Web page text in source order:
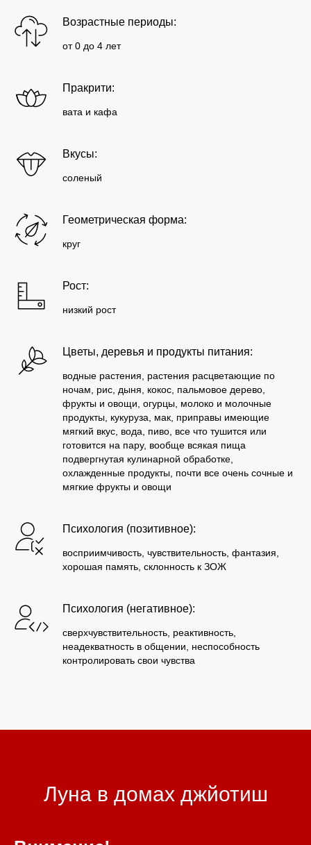
Возрастные периоды:
от 0 до 4 лет
Пракрити:
вата и кафа
Вкусы:
соленый
Геометрическая форма:
круг
Рост:
низкий рост
Цветы, деревья и продукты питания:
водные растения, растения расцветающие по
ночам, рис, дыня, кокос, пальмовое дерево,
фрукты и овощи, огурцы, молоко и молочные
продукты, кукуруза, мак, приправы имеющие
мягкий вкус, вода, пиво, все что тушится или
готовится на пару, вообще всякая пища
подвергнутая кулинарной обработке,
охлажденные продукты, почти все очень сочные и
мягкие фрукты и овощи
Психология (позитивное):
восприимчивость, чувствительность, фантазия,
хорошая память, склонность к ЗОЖ
Психология (негативное):
сверхчувствительность, реактивность,
неадекватность в общении, неспособность
контролировать свои чувства
Луна в домах джйотиш